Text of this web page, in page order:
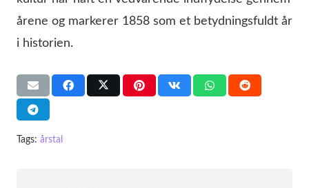
årene og markerer 1858 som et betydningsfuldt år
i historien.
Tags: årstal